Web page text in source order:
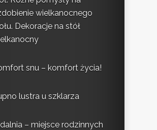
wielkanocnego
Dekoracje na stół
snu – komfort życia!
lustra u szklarza
– miejsce rodzinnych